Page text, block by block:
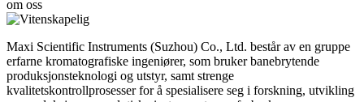
om oss
Maxi Scientific Instruments (Suzhou) Co., Ltd. består av en gruppe
erfarne kromatografiske ingeniører, som bruker banebrytende
produksjonsteknologi og utstyr, samt strenge
kvalitetskontrollprosesser for å spesialisere seg i forskning, utvikling